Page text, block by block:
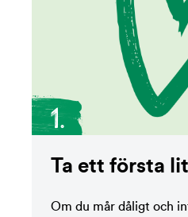
1.
Ta ett första
Om du mår dåligt och